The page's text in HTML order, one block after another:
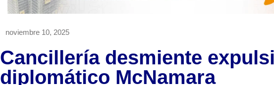
noviembre 10, 2025
Cancillería desmiente
diplomático McNamara